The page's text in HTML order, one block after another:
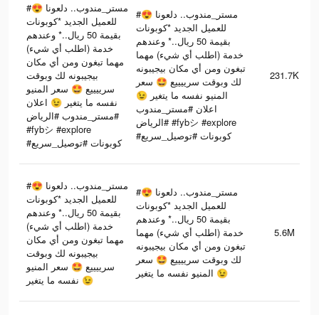
#مستر_مندوب.. دلعونا 😍
للعميل الجديد *كوبونات
بقيمة 50 ريال..* وعندهم
خدمة (اطلب أي شيء)
مهما تبغون ومن أي مكان
بيجيبونه لك وبوقت
سرييييع 🤩 سعر المنيو
نفسه ما يتغير 😉 اعلان
#مستر_مندوب #الرياض
#fybシ #explore
#كوبونات #توصيل_سريع
#مستر_مندوب.. دلعونا 😍
للعميل الجديد *كوبونات
بقيمة 50 ريال..* وعندهم
خدمة (اطلب أي شيء) مهما
تبغون ومن أي مكان بيجيبونه
لك وبوقت سرييييع 🤩 سعر
المنيو نفسه ما يتغير 😉
اعلان #مستر_مندوب
#الرياض #fybシ #explore
#كوبونات #توصيل_سريع
231.7K
#مستر_مندوب.. دلعونا 😍
للعميل الجديد *كوبونات
بقيمة 50 ريال..* وعندهم
خدمة (اطلب أي شيء)
مهما تبغون ومن أي مكان
بيجيبونه لك وبوقت
سرييييع 🤩 سعر المنيو
نفسه ما يتغير 😉
#مستر_مندوب.. دلعونا 😍
للعميل الجديد *كوبونات
بقيمة 50 ريال..* وعندهم
خدمة (اطلب أي شيء) مهما
تبغون ومن أي مكان بيجيبونه
لك وبوقت سرييييع 🤩 سعر
المنيو نفسه ما يتغير 😉
5.6M